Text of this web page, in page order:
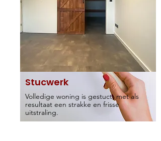
Stucwerk
Volledige woning is gestuct, met als
resultaat een strakke en frisse
uitstraling.